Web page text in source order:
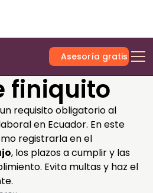
Asesoría gratis
finiquito
requisito obligatorio al
en Ecuador. En este
registrarla en el
, los plazos a cumplir y las
Evita multas y haz el